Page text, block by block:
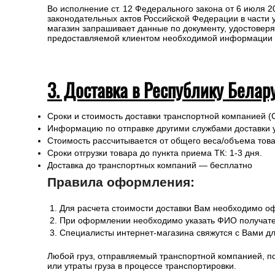
Во исполнение ст. 12 Федерального закона от 6 июля
законодательных актов Российской Федерации в
магазин запрашивает данные по документу,
предоставляемой клиентом необходимой информации
3. Доставка в Республику
Сроки и стоимость доставки транспортной
Информацию по отправке другими службами
Стоимость рассчитывается от общего веса/объема
Сроки отгрузки товара до пункта приема ТК: 1-3 дня.
Доставка до транспортных компаний — бесплатно
Правила оформления:
Для расчета стоимости доставки Вам необходимо
При оформлении необходимо указать ФИО
Специалисты интернет-магазина свяжутся с Вами
Любой груз, отправляемый транспортной компанией,
или утраты груза в процессе транспортировки.